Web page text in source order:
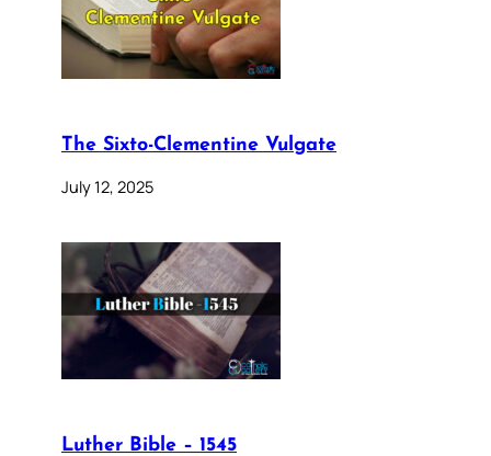
The Sixto-Clementine Vulgate
July 12, 2025
Luther Bible – 1545